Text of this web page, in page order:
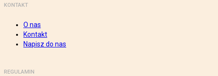
KONTAKT
O nas
Kontakt
Napisz do nas
REGULAMIN